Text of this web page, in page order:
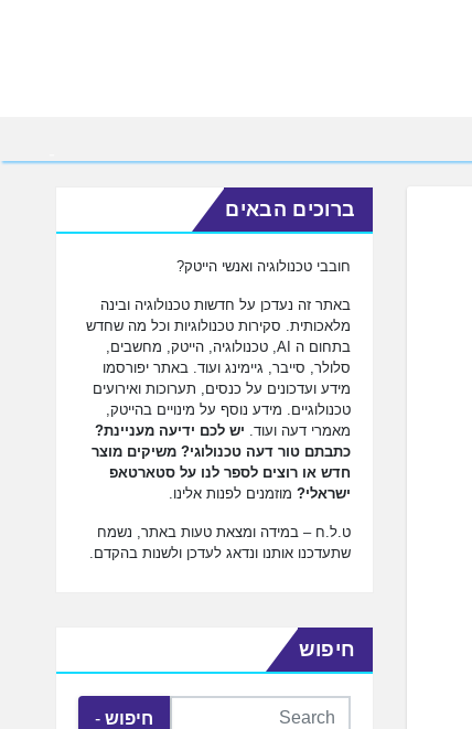
ברוכים הבאים
חובבי טכנולוגיה ואנשי הייטק?
באתר זה נעדכן על חדשות טכנולוגיה ובינה
מלאכותית. סקירות טכנולוגיות וכל מה שחדש
בתחום ה AI, טכנולוגיה, הייטק, מחשבים,
סלולר, סייבר, גיימינג ועוד. באתר יפורסמו
מידע ועדכונים על כנסים, תערוכות ואירועים
טכנולוגיים. מידע נוסף על מינויים בהייטק,
מאמרי דעה ועוד. יש לכם ידיעה מעניינת?
כתבתם טור דעה טכנולוגי? משיקים מוצר
חדש או רוצים לספר לנו על סטארטאפ
ישראלי? מוזמנים לפנות אלינו.
ט.ל.ח – במידה ומצאת טעות באתר, נשמח
שתעדכנו אותנו ונדאג לעדכן ולשנות בהקדם.
חיפוש
חיפוש